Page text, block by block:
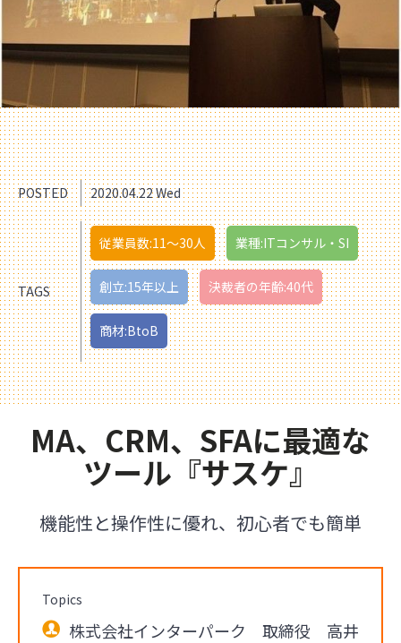
POSTED 2020.04.22 Wed
TAGS
従業員数:11〜30人 業種:ITコンサル・SI
創立:15年以上 決裁者の年齢:40代
商材:BtoB
MA、CRM、SFAに最適な
ツール『サスケ』
機能性と操作性に優れ、初心者でも簡単
Topics
株式会社インターパーク 取締役 高井